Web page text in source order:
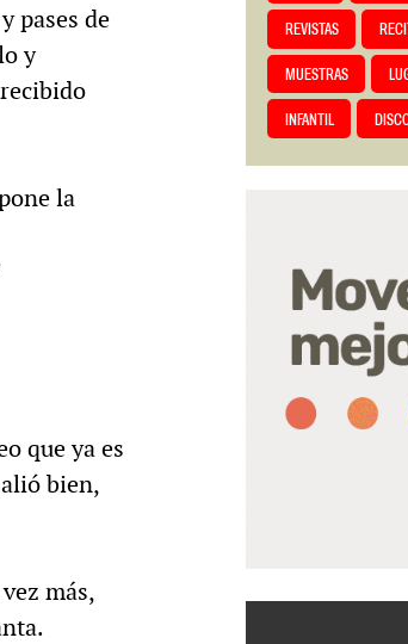
pases de
y
la
que ya es
bien,
más,
REVISTAS
MUESTRAS
INFANTIL